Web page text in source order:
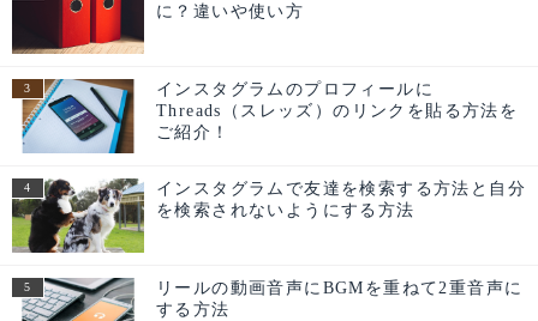
に？違いや使い方
インスタグラムのプロフィールに
Threads（スレッズ）のリンクを貼る方法を
ご紹介！
インスタグラムで友達を検索する方法と自分
を検索されないようにする方法
リールの動画音声にBGMを重ねて2重音声に
する方法